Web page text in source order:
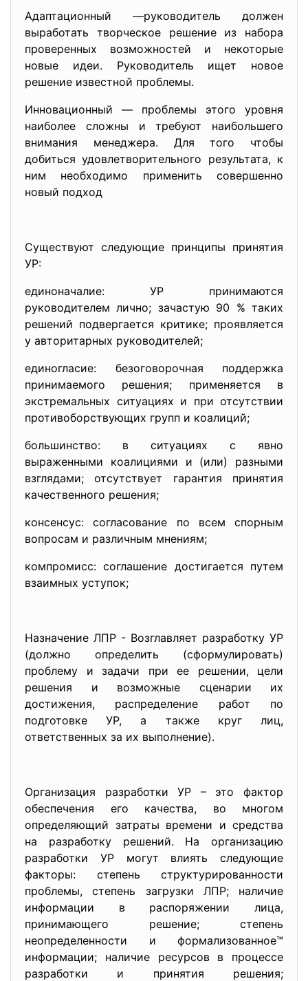
Адаптационный —руководитель должен
выработать творческое решение из набора
проверенных возможностей и некоторые
новые идеи. Руководитель ищет новое
решение известной проблемы.
Инновационный — проблемы этого уровня
наиболее сложны и требуют наибольшего
внимания менеджера. Для того чтобы
добиться удовлетворительного результата, к
ним необходимо применить совершенно
новый подход
Существуют следующие принципы принятия
УР:
единоначалие: УР принимаются
руководителем лично; зачастую 90 % таких
решений подвергается критике; проявляется
у авторитарных руководителей;
единогласие: безоговорочная поддержка
принимаемого решения; применяется в
экстремальных ситуациях и при отсутствии
противоборствующих групп и коалиций;
большинство: в ситуациях с явно
выраженными коалициями и (или) разными
взглядами; отсутствует гарантия принятия
качественного решения;
консенсус: согласование по всем спорным
вопросам и различным мнениям;
компромисс: соглашение достигается путем
взаимных уступок;
Назначение ЛПР - Возглавляет разработку УР
(должно определить (сформулировать)
проблему и задачи при ее решении, цели
решения и возможные сценарии их
достижения, распределение работ по
подготовке УР, а также круг лиц,
ответственных за их выполнение).
Организация разработки УР – это фактор
обеспечения его качества, во многом
определяющий затраты времени и средства
на разработку решений. На организацию
разработки УР могут влиять следующие
факторы: степень структурированности
проблемы, степень загрузки ЛПР; наличие
информации в распоряжении лица,
принимающего решение; степень
неопределенности и формализованное™
информации; наличие ресурсов в процессе
разработки и принятия решения;